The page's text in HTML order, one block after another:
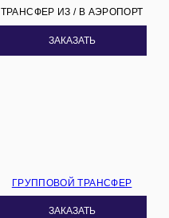
ТРАНСФЕР ИЗ / В АЭРОПОРТ
ЗАКАЗАТЬ
ГРУППОВОЙ ТРАНСФЕР
ЗАКАЗАТЬ